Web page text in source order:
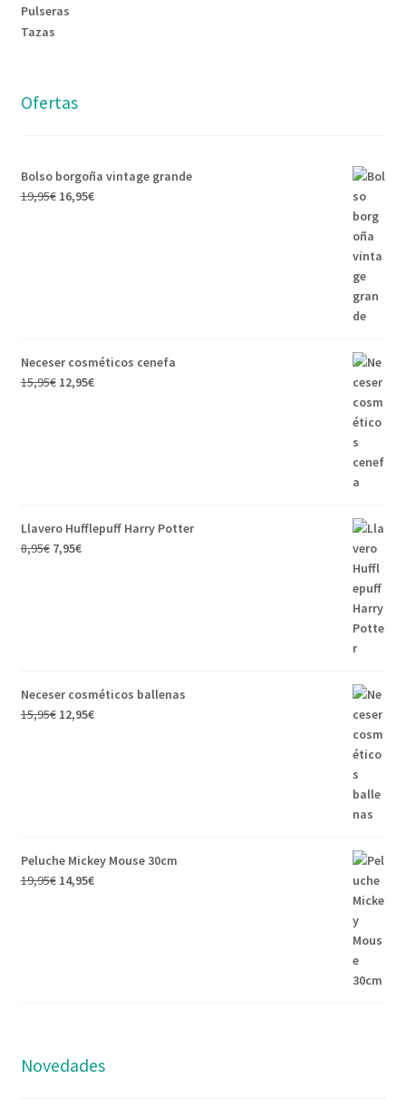
Pulseras
Tazas
Ofertas
Bolso borgoña vintage grande
19,95€ 16,95€
Neceser cosméticos cenefa
15,95€ 12,95€
Llavero Hufflepuff Harry Potter
8,95€ 7,95€
Neceser cosméticos ballenas
15,95€ 12,95€
Peluche Mickey Mouse 30cm
19,95€ 14,95€
Novedades